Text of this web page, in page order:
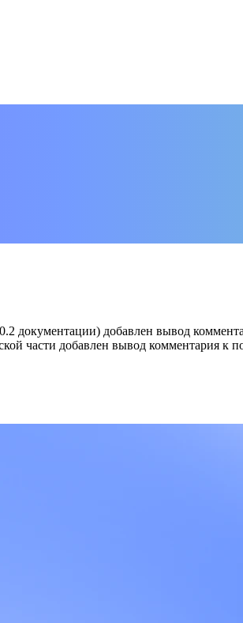
документации) добавлен вывод
части добавлен вывод комментария к